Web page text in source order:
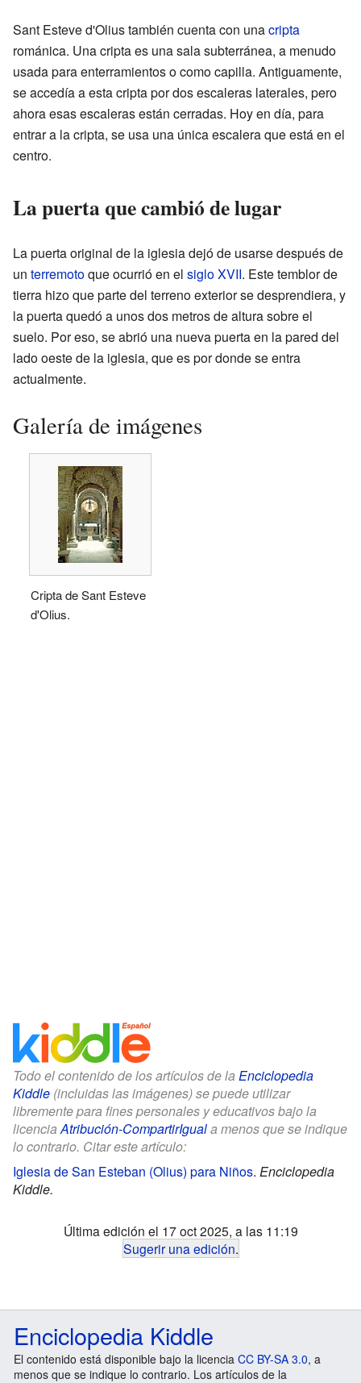
Sant Esteve d'Olius también cuenta con unacripta
románica. Una cripta es una sala subterránea, a menudo
usada para enterramientos o como capilla. Antiguamente,
se accedía a esta cripta por dos escaleras laterales, pero
ahora esas escaleras están cerradas. Hoy en día, para
entrar a la cripta, se usa una única escalera que está en el
centro.
La puerta que cambió de lugar
La puerta original de la iglesia dejó de usarse después de
un terremotoque ocurrió en el siglo XVII. Este temblor de
tierra hizo que parte del terreno exterior se desprendiera, y
la puerta quedó a unos dos metros de altura sobre el
suelo. Por eso, se abrió una nueva puerta en la pared del
lado oeste de la iglesia, que es por donde se entra
actualmente.
Galería de imágenes
Cripta de Sant Esteve
d'Olius.
Todo el contenido de los artículos de la Enciclopedia
Kiddle (incluidas las imágenes) se puede utilizar
libremente para fines personales y educativos bajo la
licencia Atribución-CompartirIguala menos que se indique
lo contrario. Citar este artículo:
Iglesia de San Esteban (Olius) para Niños. Enciclopedia
Kiddle.
Última edición el 17 oct 2025, a las 11:19
Sugerir una edición.
Enciclopedia Kiddle
El contenido está disponible bajo la licencia CC BY-SA 3.0, a
menos que se indique lo contrario. Los artículos de la